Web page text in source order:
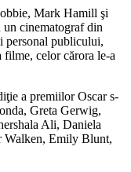
Mark Hamill şi
cinematograf din
personal publicului,
celor cărora le-a
a premiilor Oscar s-
Greta Gerwig,
Ali, Daniela
Walken, Emily Blunt,